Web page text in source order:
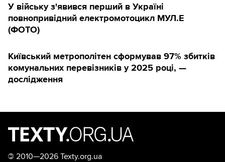
У війську з'явився перший в Україні
повнопривідний електромотоцикл МУЛ.Е
(ФОТО)
Київський метрополітен сформував 97% збитків
комунальних перевізників у 2025 році, —
дослідження
© 2010—2026 Texty.org.ua